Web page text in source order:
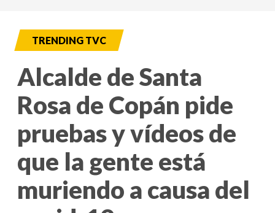
TRENDING TVC
Alcalde de Santa
Rosa de Copán pide
pruebas y vídeos de
que la gente está
muriendo a causa del